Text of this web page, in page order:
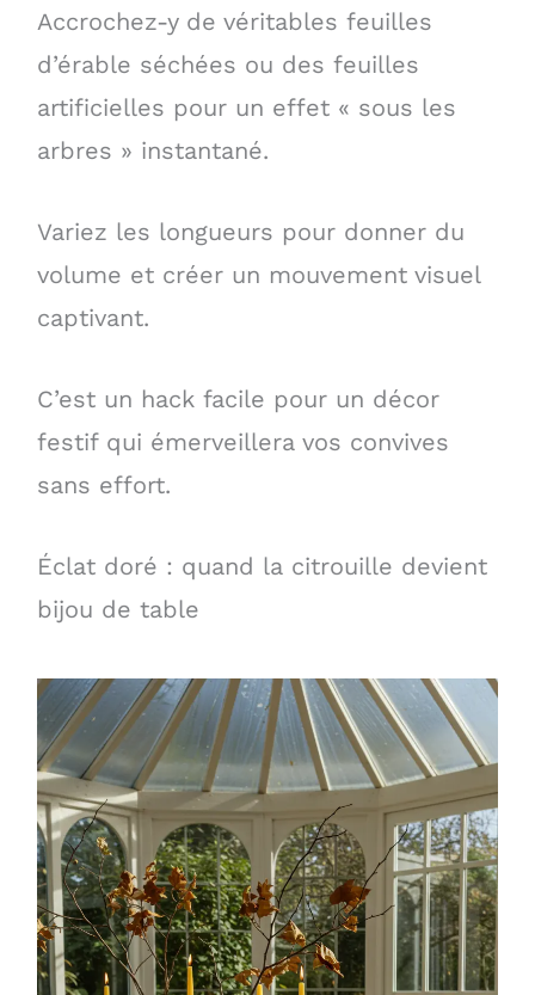
Accrochez-y de véritables feuilles
d’érable séchées ou des feuilles
artificielles pour un effet « sous les
arbres » instantané.
Variez les longueurs pour donner du
volume et créer un mouvement visuel
captivant.
C’est un hack facile pour un décor
festif qui émerveillera vos convives
sans effort.
Éclat doré : quand la citrouille devient
bijou de table